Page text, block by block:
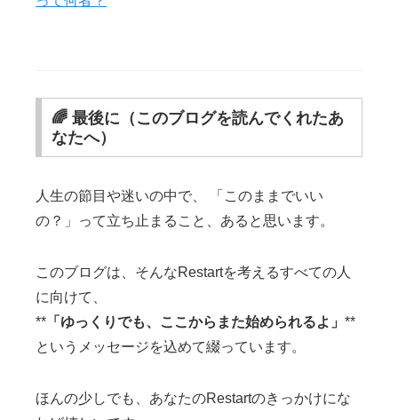
🌈 最後に（このブログを読んでくれたあ
なたへ）
人生の節目や迷いの中で、 「このままでいい
の？」って立ち止まること、あると思います。
このブログは、そんなRestartを考えるすべての人
に向けて、
** 「ゆっくりでも、ここからまた始められるよ」 **
というメッセージを込めて綴っています。
ほんの少しでも、あなたのRestartのきっかけにな